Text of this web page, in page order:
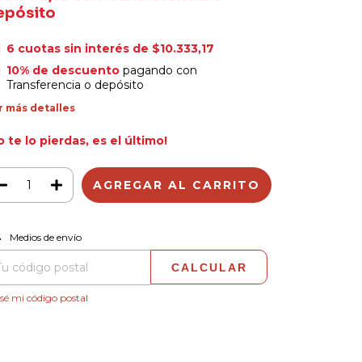
6 cuotas sin interés de $10.333,17
10% de descuentopagando con
Transferencia o depósito
más detalles
te lo pierdas, es el último!
para el CP:
Medios de envío
CALCULAR
mi código postal